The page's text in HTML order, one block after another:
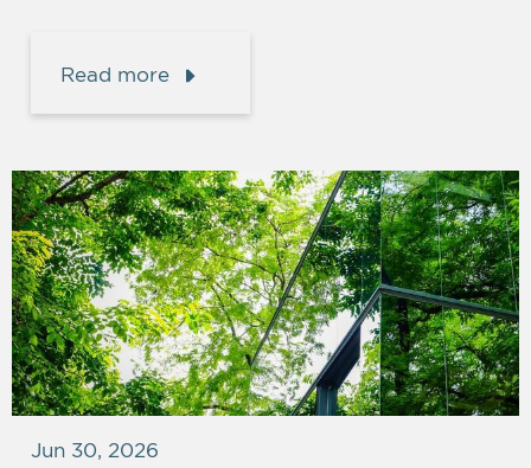
Read more
Jun 30, 2026